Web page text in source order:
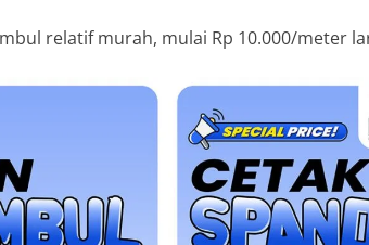
relatif murah, mulai Rp 10.000/meter